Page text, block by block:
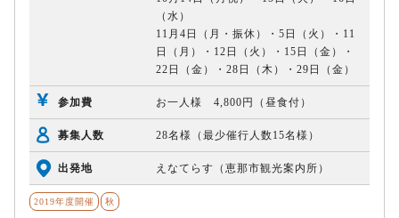
（水）
11月4日（月・振休）・5日（火）・11
日（月）・12日（火）・15日（金）・
22日（金）・28日（木）・29日（金）
参加費 お一人様 4,800円（昼食付）
募集人数 28名様（最少催行人数15名様）
出発地 えなてらす（恵那市観光案内所）
2019年度開催 秋